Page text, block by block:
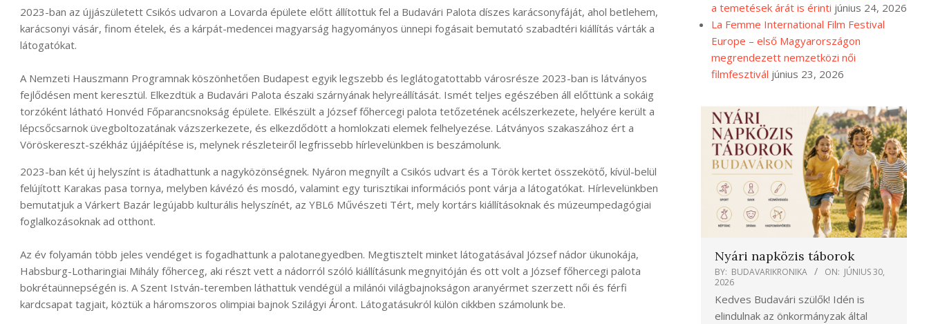
2023-ban az újjászületett Csikós udvaron a Lovarda épülete előtt állítottuk fel a Budavári Palota díszes karácsonyfáját, ahol betlehem,
karácsonyi vásár, finom ételek, és a kárpát-medencei magyarság hagyományos ünnepi fogásait bemutató szabadtéri kiállítás várták a
látogatókat.
A Nemzeti Hauszmann Programnak köszönhetően Budapest egyik legszebb és leglátogatottabb városrésze 2023-ban is látványos
fejlődésen ment keresztül. Elkezdtük a Budavári Palota északi szárnyának helyreállítását. Ismét teljes egészében áll előttünk a sokáig
torzóként látható Honvéd Főparancsnokság épülete. Elkészült a József főhercegi palota tetőzetének acélszerkezete, helyére került a
lépcsőcsarnok üvegboltozatának vázszerkezete, és elkezdődött a homlokzati elemek felhelyezése. Látványos szakaszához ért a
Vöröskereszt-székház újjáépítése is, melynek részleteiről legfrissebb hírlevelünkben is beszámolunk.
2023-ban két új helyszínt is átadhattunk a nagyközönségnek. Nyáron megnyílt a Csikós udvart és a Török kertet összekötő, kívül-belül
felújított Karakas pasa tornya, melyben kávézó és mosdó, valamint egy turisztikai információs pont várja a látogatókat. Hírlevelünkben
bemutatjuk a Várkert Bazár legújabb kulturális helyszínét, az YBL6 Művészeti Tért, mely kortárs kiállításoknak és múzeumpedagógiai
foglalkozásoknak ad otthont.
Az év folyamán több jeles vendéget is fogadhattunk a palotanegyedben. Megtisztelt minket látogatásával József nádor ükunokája,
Habsburg-Lotharingiai Mihály főherceg, aki részt vett a nádorról szóló kiállításunk megnyitóján és ott volt a József főhercegi palota
bokrétaünnepségén is. A Szent István-teremben láthattuk vendégül a milánói világbajnokságon aranyérmet szerzett női és férfi
kardcsapat tagjait, köztük a háromszoros olimpiai bajnok Szilágyi Áront. Látogatásukról külön cikkben számolunk be.
a temetések árát is érinti június 24, 2026
La Femme International Film Festival
Europe – első Magyarországon
megrendezett nemzetközi női
filmfesztivál június 23, 2026
Nyári napközis táborok
BY: BUDAVARIKRONIKA ON: JÚNIUS 30,
2026
Kedves Budavári szülők! Idén is
elindulnak az önkormányzak által